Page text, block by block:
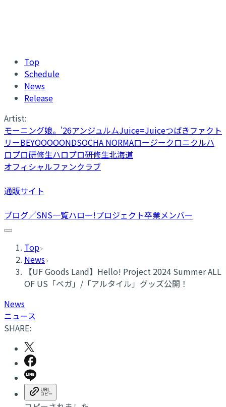
Top
Schedule
News
Release
Artist:
モーニング娘。'26アンジュルムJuice=Juiceつばきファクト
リーBEYOOOOONDSOCHA NORMAロージークロニクルハ
ロプロ研修生ハロプロ研修生北海道
オフィシャルファンクラブ
通販サイト
ブログ／SNS一覧ハロー!プロジェクト卒業メンバー
Top
News
【UF Goods Land】Hello! Project 2024 Summer ALL
OF US「ベガ」/「アルタイル」グッズ公開！
News
ニュース
SHARE: